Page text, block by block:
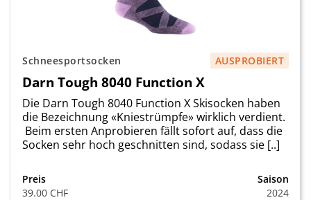
Schneesportsocken AUSPROBIERT
Darn Tough 8040 Function X
Die Darn Tough 8040 Function X Skisocken haben
die Bezeichnung «Kniestrümpfe» wirklich verdient.
Beim ersten Anprobieren fällt sofort auf, dass die
Socken sehr hoch geschnitten sind, sodass sie [..]
Preis
39.00 CHF
Saison
2024